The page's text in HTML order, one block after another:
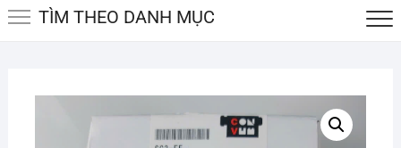
TÌM THEO DANH MỤC